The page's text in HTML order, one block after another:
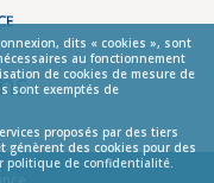
dits « cookies », sont
au fonctionnement
de cookies de mesure de
sont exemptés de
proposés par des tiers
génèrent des cookies pour des
politique de confidentialité.